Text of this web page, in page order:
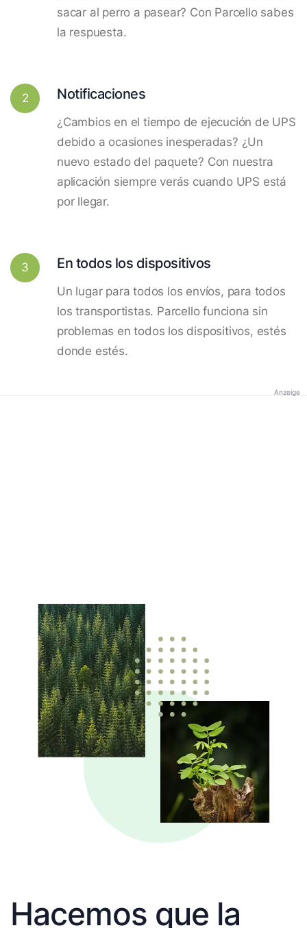
sacar al perro a pasear? Con Parcello sabes
la respuesta.
2 Notificaciones
¿Cambios en el tiempo de ejecución de UPS
debido a ocasiones inesperadas? ¿Un
nuevo estado del paquete? Con nuestra
aplicación siempre verás cuando UPS está
por llegar.
3 En todos los dispositivos
Un lugar para todos los envíos, para todos
los transportistas. Parcello funciona sin
problemas en todos los dispositivos, estés
donde estés.
Anzeige
Hacemos que la